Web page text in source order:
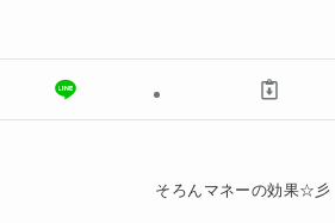
そろんマネーの効果☆彡